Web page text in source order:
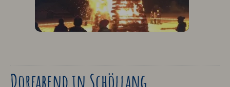
Dorfabend in Schöllang